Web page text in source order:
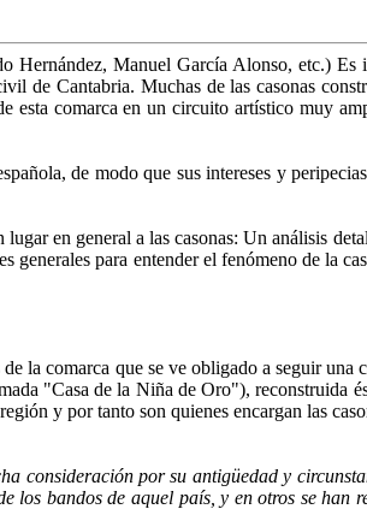
Manuel García Alonso, etc.) Es
de Cantabria. Muchas de las casonas
esta comarca en un circuito artístico muy
de modo que sus intereses y
en general a las casonas: Un análisis
para entender el fenómeno de la
la comarca que se ve obligado a seguir una
"Casa de la Niña de Oro"), reconstruida
y por tanto son quienes encargan las
consideración por su antigüedad y
los bandos de aquel país, y en otros se han